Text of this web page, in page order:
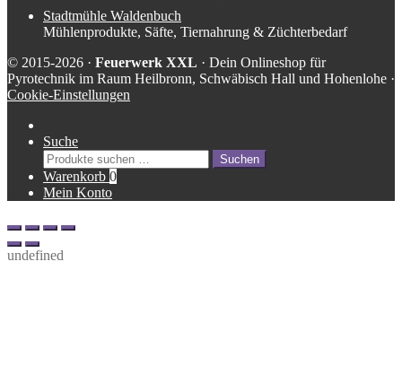
Stadtmühle Waldenbuch
Mühlenprodukte, Säfte, Tiernahrung & Züchterbedarf
© 2015-2026 · Feuerwerk XXL · Dein Onlineshop für
Pyrotechnik im Raum Heilbronn, Schwäbisch Hall und Hohenlohe ·
Cookie-Einstellungen
Suche
Suche
nach:
Suchen
Warenkorb 0
Mein Konto
undefined